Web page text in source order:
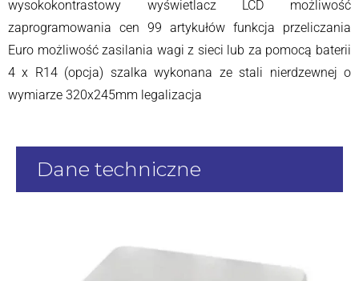
wysokokontrastowy wyświetlacz LCD możliwość
zaprogramowania cen 99 artykułów funkcja przeliczania
Euro możliwość zasilania wagi z sieci lub za pomocą baterii
4 x R14 (opcja) szalka wykonana ze stali nierdzewnej o
wymiarze 320x245mm legalizacja
Dane techniczne